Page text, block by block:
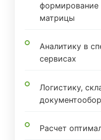
формирование
матрицы
Аналитику в
сервисах
Логистику,
Расчет